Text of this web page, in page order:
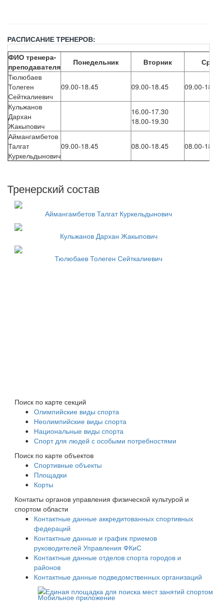
РАСПИСАНИЕ ТРЕНЕРОВ:
ФИО тренера-
преподавателя
Понедельник Вторник
Тюлюбаев
Толеген
Сейткалиевич
09.00-18.45 09.00-18.45 09.00-
Кульжанов
Дархан
Жакыпович
16.00-17.30
18.00-19.30
Аймангамбетов
Талгат
Куркельдынович
09.00-18.45 08.00-18.45 08.00-
Тренерский состав
Аймангамбетов Талгат Куркельдынович
Кульжанов Дархан Жакыпович
Тюлюбаев Толеген Сейткалиевич
Поиск по карте секций
Олимпийские виды спорта
Неолимпийские виды спорта
Национальные виды спорта
Спорт для людей с особыми потребностями
Поиск по карте объектов
Спортивные объекты
Площадки
Корты
Контакты органов управления физической культурой и
спортом области
Контактные данные аккредитованных спортивных
федераций
Контактные данные и график приемов
руководителей Управления ФКиС
Контактные данные отделов спорта городов и
районов
Контактные данные подведомственных организаций
Мобильное приложение